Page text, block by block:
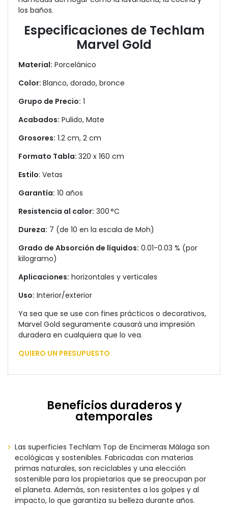
los baños.
Especificaciones de Techlam
Marvel Gold
Material: Porcelánico
Color: Blanco, dorado, bronce
Grupo de Precio: 1
Acabados: Pulido, Mate
Grosores: 1.2 cm, 2 cm
Formato Tabla: 320 x 160 cm
Estilo: Vetas
Garantía: 10 años
Resistencia al calor: 300 °C
Dureza: 7 (de 10 en la escala de Moh)
Grado de Absorción de líquidos: 0.01-0.03 % (por
kilogramo)
Aplicaciones: horizontales y verticales
Uso: Interior/exterior
Ya sea que se use con fines prácticos o decorativos,
Marvel Gold seguramente causará una impresión
duradera en cualquiera que lo vea.
QUIERO UN PRESUPUESTO
Beneficios duraderos y
atemporales
Las superficies Techlam Top de Encimeras Málaga son
ecológicas y sostenibles. Fabricadas con materias
primas naturales, son reciclables y una elección
sostenible para los propietarios que se preocupan por
el planeta. Además, son resistentes a los golpes y al
impacto, lo que garantiza su belleza durante años.